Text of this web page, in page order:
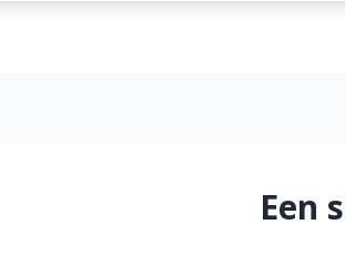
Een